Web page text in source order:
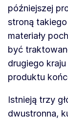
późniejszej
stroną
materiały
być
drugiego
produktu
Istnieją trzy
dwustronna,